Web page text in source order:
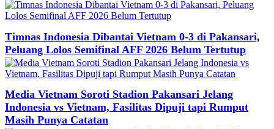
Timnas Indonesia Dibantai Vietnam 0-3 di Pakansari,
Peluang Lolos Semifinal AFF 2026 Belum Tertutup
Media Vietnam Soroti Stadion Pakansari Jelang
Indonesia vs Vietnam, Fasilitas Dipuji tapi Rumput
Masih Punya Catatan